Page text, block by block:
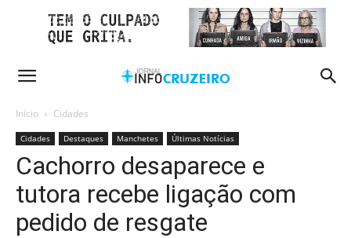
Início Cidades
Cidades Destaques Manchetes Últimas Notícias
Cachorro desaparece e
tutora recebe ligação com
pedido de resgate